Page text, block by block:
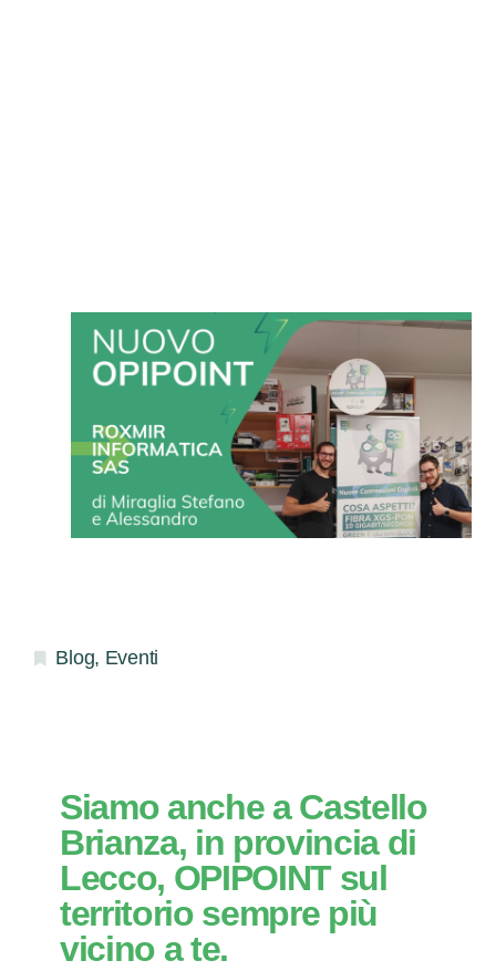
Blog, Eventi
Siamo anche a Castello
Brianza, in provincia di
Lecco, OPIPOINT sul
territorio sempre più
vicino a te.